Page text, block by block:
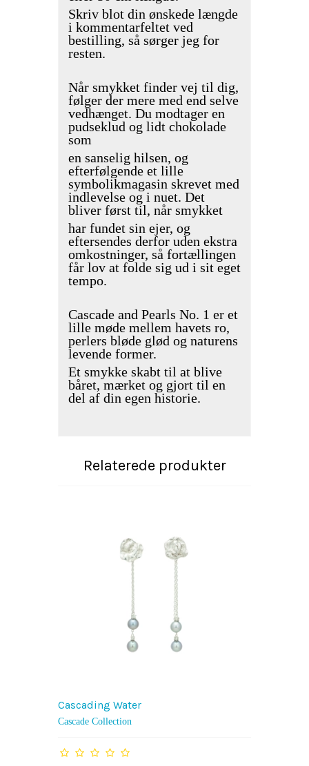
Skriv blot din ønskede længde
i kommentarfeltet ved
bestilling, så sørger jeg for
resten.
Når smykket finder vej til dig,
følger der mere med end selve
vedhænget. Du modtager en
pudseklud og lidt chokolade
som
en sanselig hilsen, og
efterfølgende et lille
symbolikmagasin skrevet med
indlevelse og i nuet. Det
bliver først til, når smykket
har fundet sin ejer, og
eftersendes derfor uden ekstra
omkostninger, så fortællingen
får lov at folde sig ud i sit eget
tempo.
Cascade and Pearls No. 1 er et
lille møde mellem havets ro,
perlers bløde glød og naturens
levende former.
Et smykke skabt til at blive
båret, mærket og gjort til en
del af din egen historie.
Relaterede produkter
Cascading Water
Cascade Collection